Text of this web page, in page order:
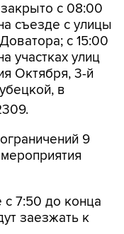
с 08:00
съезде с улицы
с 15:00
участках улиц
Октября, 3-й
в
9
с 7:50 до конца
заезжать к